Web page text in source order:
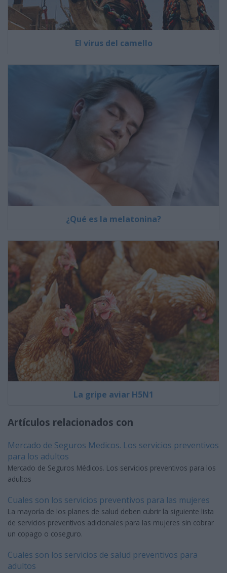
El virus del camello
¿Qué es la melatonina?
La gripe aviar H5N1
Artículos relacionados con
Mercado de Seguros Medicos. Los servicios preventivos
para los adultos
Mercado de Seguros Médicos. Los servicios preventivos para los
adultos
Cuales son los servicios preventivos para las mujeres
La mayoría de los planes de salud deben cubrir la siguiente lista
de servicios preventivos adicionales para las mujeres sin cobrar
un copago o coseguro.
Cuales son los servicios de salud preventivos para
adultos